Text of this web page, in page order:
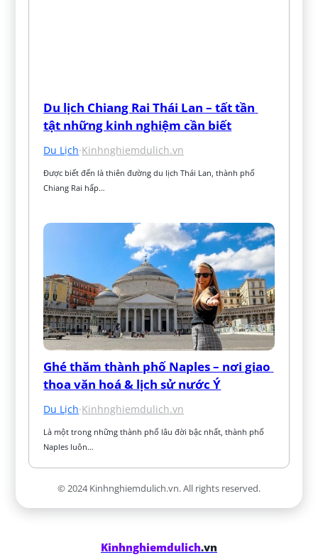
Du lịch Chiang Rai Thái Lan – tất tần
tật những kinh nghiệm cần biết
Du Lịch·Kinhnghiemdulich.vn
Được biết đến là thiên đường du lịch Thái Lan, thành phố
Chiang Rai hấp…
Ghé thăm thành phố Naples – nơi giao
thoa văn hoá & lịch sử nước Ý
Du Lịch·Kinhnghiemdulich.vn
Là một trong những thành phố lâu đời bậc nhất, thành phố
Naples luôn…
© 2024 Kinhnghiemdulich.vn. All rights reserved.
Kinhnghiemdulich.vn